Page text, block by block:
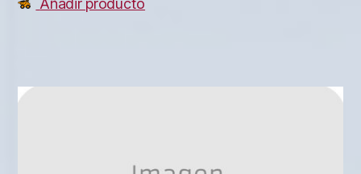
Añadir producto